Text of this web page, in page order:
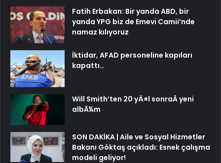
Fatih Erbakan: Bir yanda ABD, bir
yanda YPG biz de Emevi Camii’nde
namaz kılıyoruz
İktidar, AFAD personeline kapıları
kapattı…
Will Smith’ten 20 yÄ±l sonraÂ yeni
albÃ¼m
SON DAKİKA | Aile ve Sosyal Hizmetler
Bakanı Göktaş açıkladı: Esnek çalışma
modeli geliyor!